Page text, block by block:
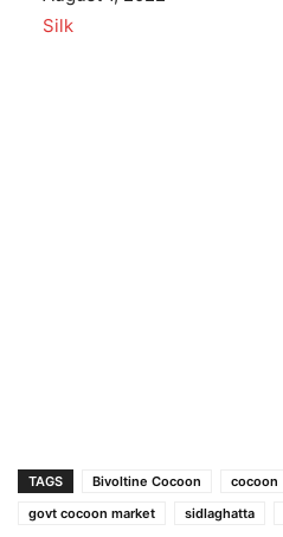
In relation to
Silk
TAGS Bivoltine Cocoon cocoon
govt cocoon market
sidlaghatta